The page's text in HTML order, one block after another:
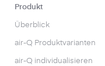
Produkt
Überblick
air-Q Produktvarianten
air-Q individualisieren